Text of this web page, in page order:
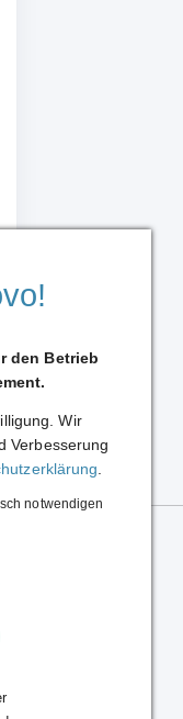
den Betrieb
Wir
Verbesserung
notwendigen